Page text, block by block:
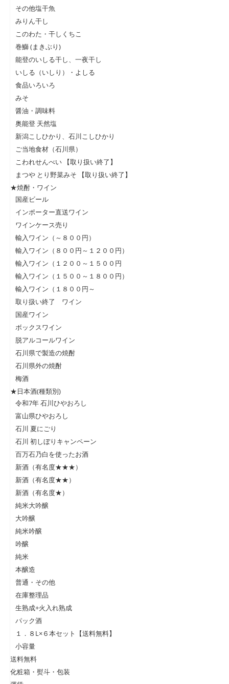
その他塩干魚
みりん干し
このわた・干しくちこ
巻鰤 (まきぶり)
能登のいしる干し、一夜干し
いしる（いしり）・よしる
食品いろいろ
みそ
醤油・調味料
奥能登 天然塩
新潟こしひかり、石川こしひかり
ご当地食材（石川県）
こわれせんべい 【取り扱い終了】
まつや とり野菜みそ 【取り扱い終了】
★焼酎・ワイン
国産ビール
インポーター直送ワイン
ワインケース売り
輸入ワイン（～８００円）
輸入ワイン（８００円～１２００円）
輸入ワイン（１２００～１５００円
輸入ワイン（１５００～１８００円）
輸入ワイン（１８００円～
取り扱い終了 ワイン
国産ワイン
ボックスワイン
脱アルコールワイン
石川県で製造の焼酎
石川県外の焼酎
梅酒
★日本酒(種類別)
令和7年 石川ひやおろし
富山県ひやおろし
石川 夏にごり
石川 初しぼりキャンペーン
百万石乃白を使ったお酒
新酒（有名度★★★）
新酒（有名度★★）
新酒（有名度★）
純米大吟醸
大吟醸
純米吟醸
吟醸
純米
本醸造
普通・その他
在庫整理品
生熟成+火入れ熟成
パック酒
１．８L×６本セット【送料無料】
小容量
送料無料
化粧箱・熨斗・包装